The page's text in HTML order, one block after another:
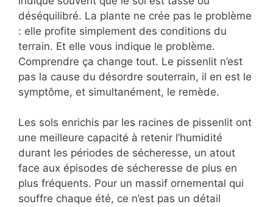
déséquilibré. La plante ne crée pas le problème
: elle profite simplement des conditions du
terrain. Et elle vous indique le problème.
Comprendre ça change tout. Le pissenlit n’est
pas la cause du désordre souterrain, il en est le
symptôme, et simultanément, le remède.
Les sols enrichis par les racines de pissenlit ont
une meilleure capacité à retenir l’humidité
durant les périodes de sécheresse, un atout
face aux épisodes de sécheresse de plus en
plus fréquents. Pour un massif ornemental qui
souffre chaque été, ce n’est pas un détail